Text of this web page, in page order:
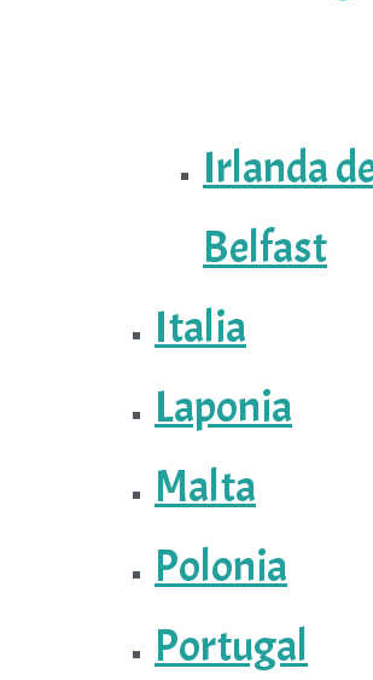
Irlanda
Belfast
Italia
Laponia
Malta
Polonia
Portugal